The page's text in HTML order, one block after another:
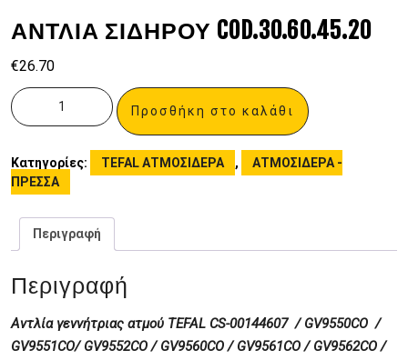
ΑΝΤΛΙΑ ΣΙΔΗΡΟΥ COD.30.60.45.20
€26.70
Προσθήκη στο καλάθι
Κατηγορίες: TEFAL ΑΤΜΟΣΙΔΕΡΑ ,
ΑΤΜΟΣΙΔΕΡΑ -
ΠΡΕΣΣΑ
Περιγραφή
Περιγραφή
Αντλία γεννήτριας ατμού TEFAL CS-00144607 / GV9550CO /
GV9551CO/ GV9552CO / GV9560CO / GV9561CO / GV9562CO /